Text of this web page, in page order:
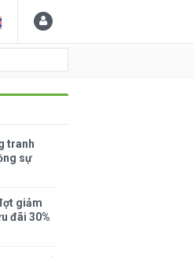
tranh
sự
giảm
đãi 30%